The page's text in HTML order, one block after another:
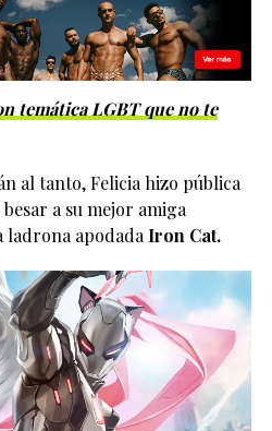
temática LGBT que no te
al tanto, Felicia hizo pública
a su mejor amiga
ladrona apodadaIron Cat.